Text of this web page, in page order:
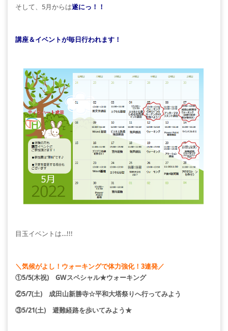
そして、5月からは遂にっ！！
講座＆イベントが毎日行われます！
目玉イベントは…!!!
＼気候がよし！ウォーキングで体力強化！3連発／
①5/5(木祝) GWスペシャル★ウォーキング
②5/7(土) 成田山新勝寺☆平和大塔祭りへ行ってみよう
③5/21(土) 避難経路を歩いてみよう★